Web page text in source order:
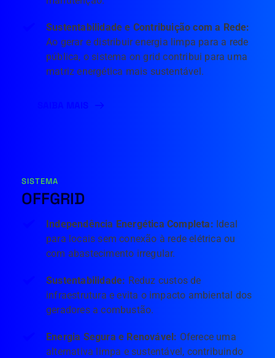
Ao gerar e distribuir energia limpa para a rede
pública, o sistema on grid contribui para uma
matriz energética mais sustentável.
SAIBA MAIS
SISTEMA
OFFGRID
Independência Energética Completa: Ideal
para locais sem conexão à rede elétrica ou
com abastecimento irregular.
Sustentabilidade: Reduz custos de
infraestrutura e evita o impacto ambiental dos
geradores a combustão.
Energia Segura e Renovável: Oferece uma
alternativa limpa e sustentável, contribuindo